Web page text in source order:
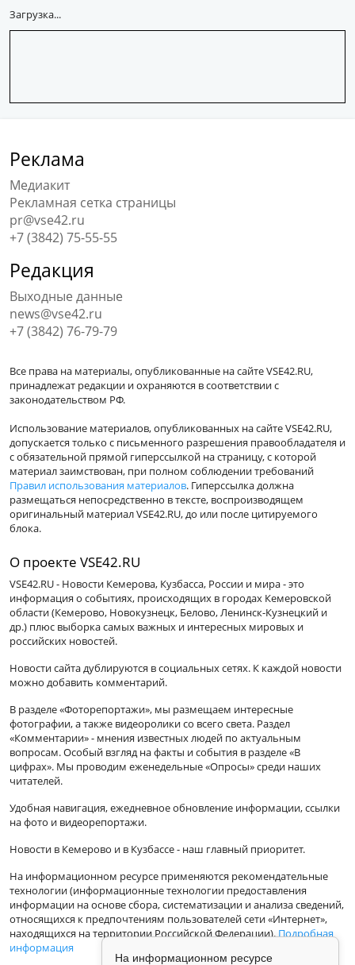
Загрузка...
Реклама
Медиакит
Рекламная сетка страницы
pr@vse42.ru
+7 (3842) 75-55-55
Редакция
Выходные данные
news@vse42.ru
+7 (3842) 76-79-79
Все права на материалы, опубликованные на сайте VSE42.RU,
принадлежат редакции и охраняются в соответствии с
законодательством РФ.
Использование материалов, опубликованных на сайте VSE42.RU,
допускается только с письменного разрешения правообладателя и
с обязательной прямой гиперссылкой на страницу, с которой
материал заимствован, при полном соблюдении требований
Правил использования материалов. Гиперссылка должна
размещаться непосредственно в тексте, воспроизводящем
оригинальный материал VSE42.RU, до или после цитируемого
блока.
О проекте VSE42.RU
VSE42.RU - Новости Кемерова, Кузбасса, России и мира - это
информация о событиях, происходящих в городах Кемеровской
области (Кемерово, Новокузнецк, Белово, Ленинск-Кузнецкий и
др.) плюс выборка самых важных и интересных мировых и
российских новостей.
Новости сайта дублируются в социальных сетях. К каждой новости
можно добавить комментарий.
В разделе «Фоторепортажи», мы размещаем интересные
фотографии, а также видеоролики со всего света. Раздел
«Комментарии» - мнения известных людей по актуальным
вопросам. Особый взгляд на факты и события в разделе «В
цифрах». Мы проводим еженедельные «Опросы» среди наших
читателей.
Удобная навигация, ежедневное обновление информации, ссылки
на фото и видеорепортажи.
Новости в Кемерово и в Кузбассе - наш главный приоритет.
На информационном ресурсе применяются рекомендательные
технологии (информационные технологии предоставления
информации на основе сбора, систематизации и анализа сведений,
относящихся к предпочтениям пользователей сети «Интернет»,
находящихся на территории Российской Федерации).Подробная
информация
На информационном ресурсе